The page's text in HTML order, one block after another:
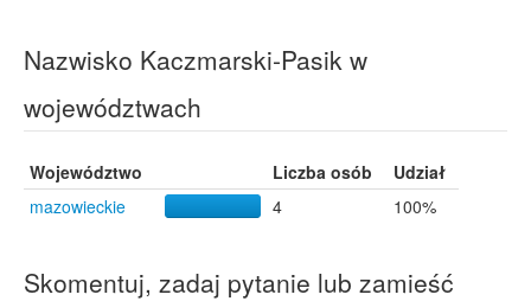
Nazwisko Kaczmarski-Pasik w
województwach
Województwo Liczba osób
Udział
mazowieckie
4 100%
Skomentuj, zadaj pytanie lub zamieść